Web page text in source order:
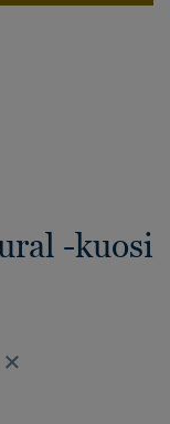
-kuosi